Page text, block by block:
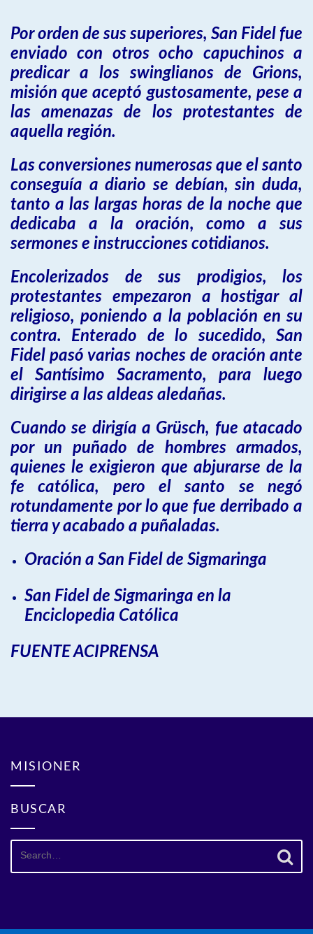
Por orden de sus superiores, San Fidel fue
enviado con otros ocho capuchinos a
predicar a los swinglianos de Grions,
misión que aceptó gustosamente, pese a
las amenazas de los protestantes de
aquella región.
Las conversiones numerosas que el santo
conseguía a diario se debían, sin duda,
tanto a las largas horas de la noche que
dedicaba a la oración, como a sus
sermones e instrucciones cotidianos.
Encolerizados de sus prodigios, los
protestantes empezaron a hostigar al
religioso, poniendo a la población en su
contra. Enterado de lo sucedido, San
Fidel pasó varias noches de oración ante
el Santísimo Sacramento, para luego
dirigirse a las aldeas aledañas.
Cuando se dirigía a Grüsch, fue atacado
por un puñado de hombres armados,
quienes le exigieron que abjurarse de la
fe católica, pero el santo se negó
rotundamente por lo que fue derribado a
tierra y acabado a puñaladas.
Oración a San Fidel de Sigmaringa
San Fidel de Sigmaringa en la
Enciclopedia Católica
FUENTE ACIPRENSA
MISIONER
BUSCAR
Search